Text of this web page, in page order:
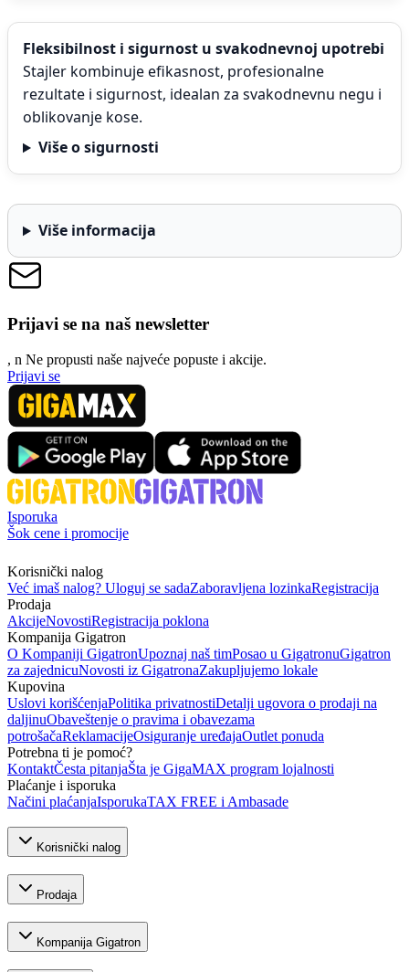
Fleksibilnost i sigurnost u svakodnevnoj upotrebi
Stajler kombinuje efikasnost, profesionalne
rezultate i sigurnost, idealan za svakodnevnu negu i
oblikovanje kose.
Više o sigurnosti
Više informacija
Prijavi se na naš newsletter
, n Ne propusti naše najveće popuste i akcije.
Prijavi se
Isporuka
Šok cene i promocije
Korisnički nalog
Već imaš nalog? Uloguj se sadaZaboravljena lozinkaRegistracija
Prodaja
AkcijeNovostiRegistracija poklona
Kompanija Gigatron
O Kompaniji GigatronUpoznaj naš timPosao u GigatronuGigatron
za zajednicuNovosti iz GigatronaZakupljujemo lokale
Kupovina
Uslovi korišćenjaPolitika privatnostiDetalji ugovora o prodaji na
daljinuObaveštenje o pravima i obavezama
potrošačaReklamacijeOsiguranje uređajaOutlet ponuda
Potrebna ti je pomoć?
KontaktČesta pitanjaŠta je GigaMAX program lojalnosti
Plaćanje i isporuka
Načini plaćanjaIsporukaTAX FREE i Ambasade
Korisnički nalog
Prodaja
Kompanija Gigatron